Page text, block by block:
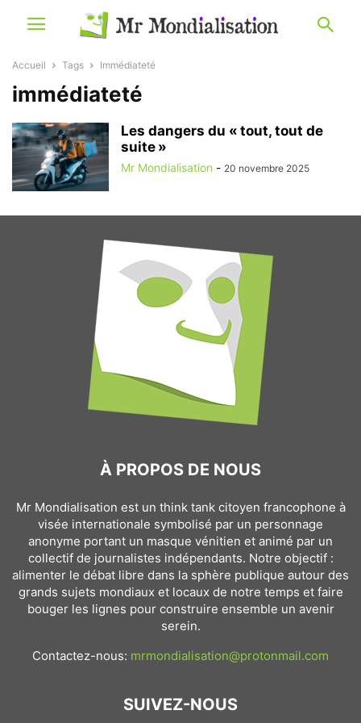
Accueil Tags Immédiateté
immédiateté
Les dangers du « tout, tout de
suite »
Mr Mondialisation - 20 novembre 2025
À PROPOS DE NOUS
Mr Mondialisation est un think tank citoyen francophone à
visée internationale symbolisé par un personnage
anonyme portant un masque vénitien et animé par un
collectif de journalistes indépendants. Notre objectif :
alimenter le débat libre dans la sphère publique autour des
grands sujets mondiaux et locaux de notre temps et faire
bouger les lignes pour construire ensemble un avenir
serein.
Contactez-nous: mrmondialisation@protonmail.com
SUIVEZ-NOUS